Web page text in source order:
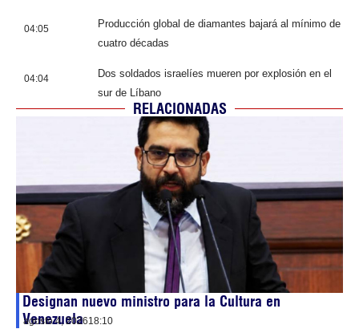
04:05
Producción global de diamantes bajará al mínimo de
cuatro décadas
04:04
Dos soldados israelíes mueren por explosión en el
sur de Líbano
RELACIONADAS
Designan nuevo ministro para la Cultura en
Venezuela
agosto 4, 202618:10